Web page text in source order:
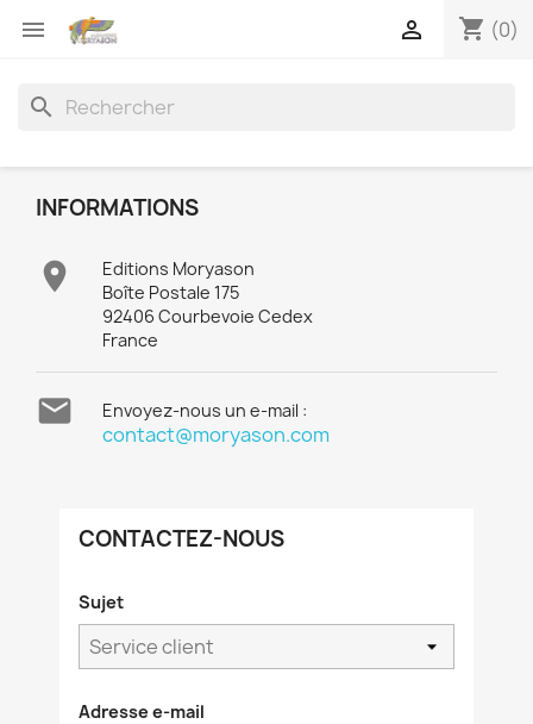
 shopping_cart (0)

search
INFORMATIONS

Editions Moryason
Boîte Postale 175
92406 Courbevoie Cedex
France
 Envoyez-nous un e-mail :
contact@moryason.com
CONTACTEZ-NOUS
Sujet
Adresse e-mail